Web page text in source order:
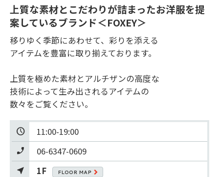
上質な素材とこだわりが詰まったお洋服を提
案しているブランド＜FOXEY＞
移りゆく季節にあわせて、彩りを添える
アイテムを豊富に取り揃えております。
上質を極めた素材とアルチザンの高度な
技術によって生み出されるアイテムの
数々をご覧ください。
11:00-19:00
06-6347-0609
1F
FLOOR MAP